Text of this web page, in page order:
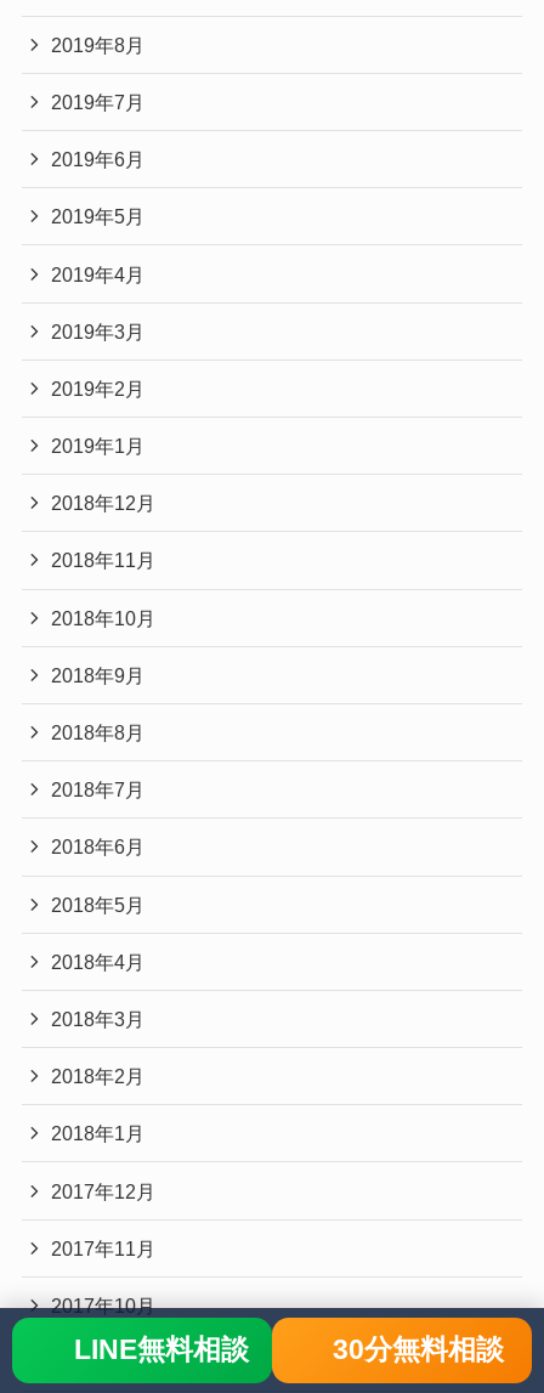
2019年8月
2019年7月
2019年6月
2019年5月
2019年4月
2019年3月
2019年2月
2019年1月
2018年12月
2018年11月
2018年10月
2018年9月
2018年8月
2018年7月
2018年6月
2018年5月
2018年4月
2018年3月
2018年2月
2018年1月
2017年12月
2017年11月
2017年10月
2017年9月
LINE無料相談 30分無料相談